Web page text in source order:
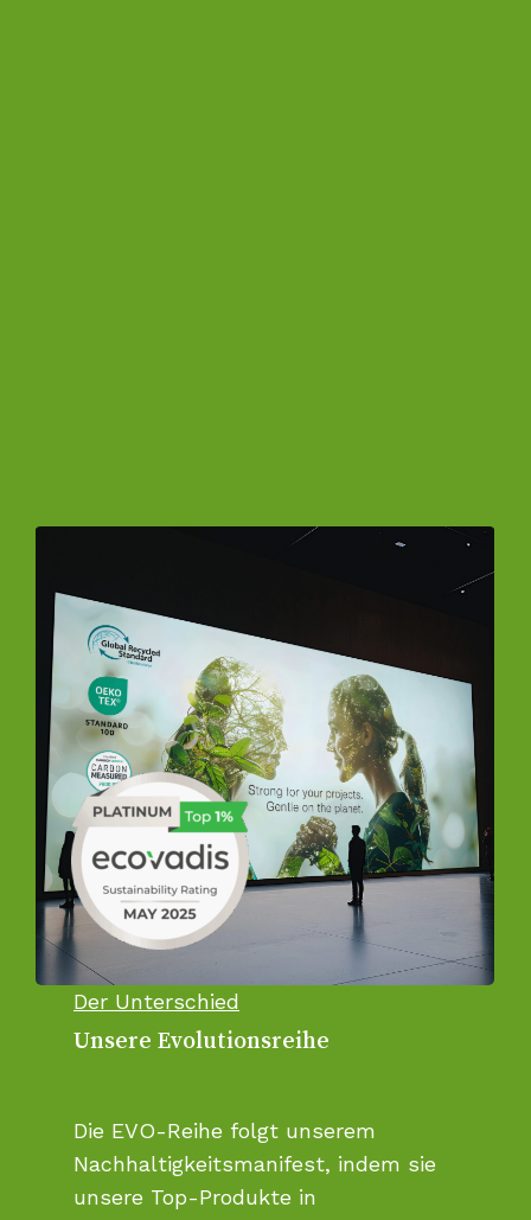
Der Unterschied
Unsere Evolutionsreihe
Die EVO-Reihe folgt unserem
Nachhaltigkeitsmanifest, indem sie
unsere Top-Produkte in